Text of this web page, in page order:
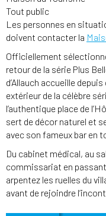
Tout public
Les personnes en
doivent contacter la
Officiellement
retour de la série Plus
d’Allauch accueille
extérieur de la célèbre
l’authentique place de
sert de décor naturel et
avec son fameux bar en
Du cabinet médical, au
commissariat en
arpentez les ruelles du
avant de rejoindre